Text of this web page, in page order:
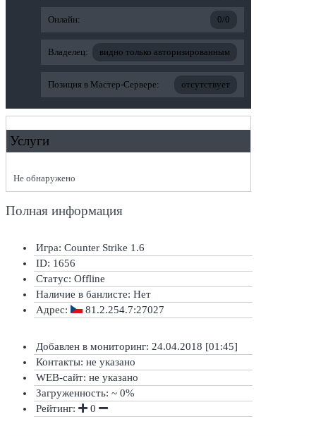
Онлайн: 0/0
Владелец: видно только авторизированным
Позиция в Мастер-Сервере: отсутствует
Услуги
Не обнаружено
Полная информация
Игра: Counter Strike 1.6
ID: 1656
Статус: Offline
Наличие в банлисте: Нет
Адрес:
81.2.254.7:27027
Добавлен в мониторинг: 24.04.2018 [01:45]
Контакты: не указано
WEB-сайт: не указано
Загруженность: ~ 0%
Рейтинг:
0